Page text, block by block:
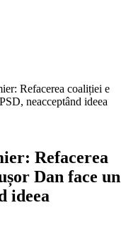
Refacerea coaliției e
neacceptând ideea
Refacerea
Dan face un
ideea